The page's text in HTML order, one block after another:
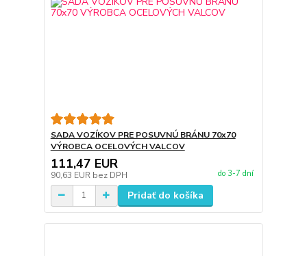
SADA VOZÍKOV PRE POSUVNÚ BRÁNU 70x70
VÝROBCA OCELOVÝCH VALCOV
111,47 EUR
90,63 EUR bez DPH do 3-7 dní
Pridať do košíka